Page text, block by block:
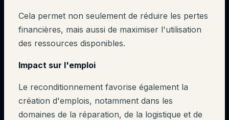
Cela permet non seulement de réduire les pertes
financières, mais aussi de maximiser l'utilisation
des ressources disponibles.
Impact sur l'emploi
Le reconditionnement favorise également la
création d'emplois, notamment dans les
domaines de la réparation, de la logistique et de